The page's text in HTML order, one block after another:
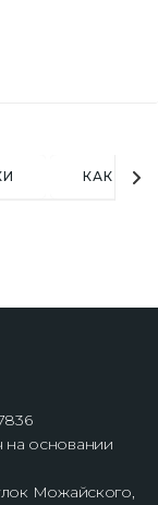
КАК
основании
Можайского,